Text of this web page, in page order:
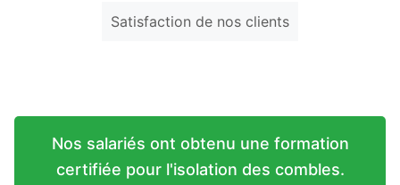
Satisfaction de nos clients
Nos salariés ont obtenu une formation
certifiée pour l'isolation des combles.